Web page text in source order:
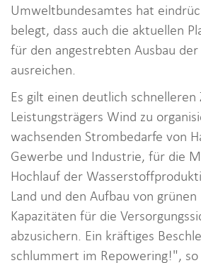
Umweltbundesamtes hat
belegt, dass auch die aktuellen
für den angestrebten Ausbau
ausreichen.
Es gilt einen deutlich schnelleren
Leistungsträgers Wind zu
wachsenden Strombedarfe von
Gewerbe und Industrie, für die
Hochlauf der
Land und den Aufbau von grünen
Kapazitäten für die
abzusichern. Ein kräftiges
schlummert im Repowering!", so